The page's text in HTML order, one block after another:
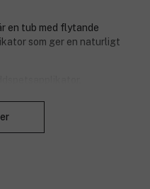
en tub med flytande
som ger en naturligt
squalen.